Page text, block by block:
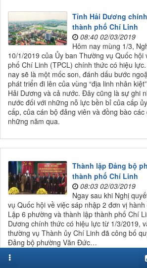
Tỉnh Hải Dương
thành phố Chí Linh
08:40 02/03/2019
Hôm nay mùng 1/3,
10/1/2019 của Ủy ban Thường vụ Quốc hội
phố Chí Linh (TPCL) chính thức có hiệu
nay sẽ là một mốc son, đánh dấu bước
phát triển đi lên của vùng “địa linh nhân
Hải Dương và cả nước. Đây cũng là sự ghi
nước đối với những nỗ lực bền bỉ của cấp
cấp, của cán bộ đảng viên và đồng bào
những năm qua.
Thành lập Đảng bộ
thành phố Chí Linh
08:03 02/03/2019
Ngay sau khi Nghị
vụ Quốc hội về việc sáp nhập 2 đơn vị
Lập 6 phường và thành lập thành phố Chí
Dương chính thức có hiệu lực từ 1/3/2019,
thường vụ Thành ủy Chí Linh đã công bố
Đảng bộ phường Văn Đức…